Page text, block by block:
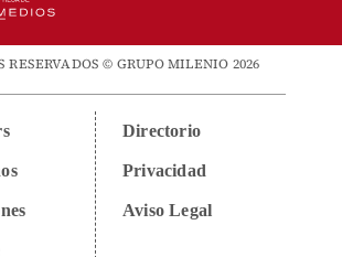
RESERVADOS © GRUPO MILENIO 2026
Directorio
Privacidad
Aviso Legal